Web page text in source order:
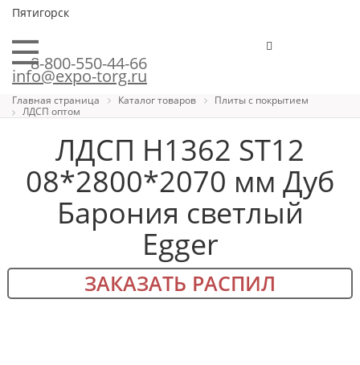
Пятигорск
8-800-550-44-66
info@expo-torg.ru
Главная страница Каталог товаров
Плиты с покрытием
ЛДСП оптом
ЛДСП H1362 ST12
08*2800*2070 мм Дуб
Барония светлый
Egger
ЗАКАЗАТЬ РАСПИЛ